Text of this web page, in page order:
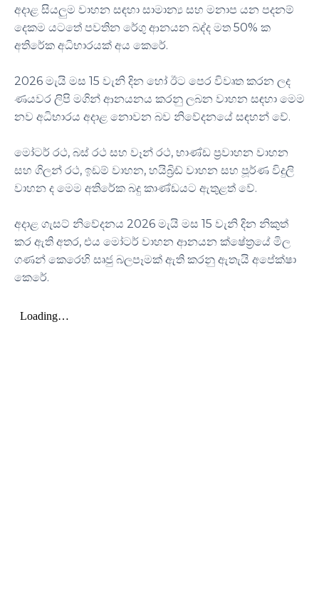
අදාළ සියලුම වාහන සඳහා සාමාන්‍ය සහ මනාප යන පදනම්
දෙකම යටතේ පවතින රේගු ආනයන බද්ද මත 50% ක
අතිරේක අධිභාරයක් අය කෙරේ.
2026 මැයි මස 15 වැනි දින හෝ ඊට පෙර විවෘත කරන ලද
ණයවර ලිපි මගින් ආනයනය කරනු ලබන වාහන සඳහා මෙම
නව අධිභාරය අදාළ නොවන බව නිවේදනයේ සඳහන් වේ.
මෝටර් රථ, බස් රථ සහ වෑන් රථ, භාණ්ඩ ප්‍රවාහන වාහන
සහ ගිලන් රථ, ඉඩම් වාහන, හයිබ්‍රිඩ් වාහන සහ පූර්ණ විදුලි
වාහන ද මෙම අතිරේක බදු කාණ්ඩයට ඇතුළත් වේ.
අදාළ ගැසට් නිවේදනය 2026 මැයි මස 15 වැනි දින නිකුත්
කර ඇති අතර, එය මෝටර් වාහන ආනයන ක්ෂේත්‍රයේ මිල
ගණන් කෙරෙහි සෘජු බලපෑමක් ඇති කරනු ඇතැයි අපේක්ෂා
කෙරේ.